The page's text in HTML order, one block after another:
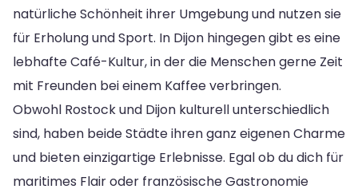
natürliche Schönheit ihrer Umgebung und nutzen sie
für Erholung und Sport. In Dijon hingegen gibt es eine
lebhafte Café-Kultur, in der die Menschen gerne Zeit
mit Freunden bei einem Kaffee verbringen.
Obwohl Rostock und Dijon kulturell unterschiedlich
sind, haben beide Städte ihren ganz eigenen Charme
und bieten einzigartige Erlebnisse. Egal ob du dich für
maritimes Flair oder französische Gastronomie